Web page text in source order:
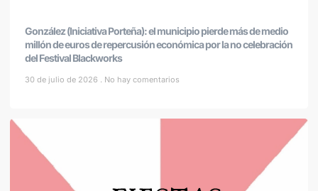
González (Iniciativa Porteña): el municipio pierde más de medio
millón de euros de repercusión económica por la no celebración
del Festival Blackworks
30 de julio de 2026 No hay comentarios